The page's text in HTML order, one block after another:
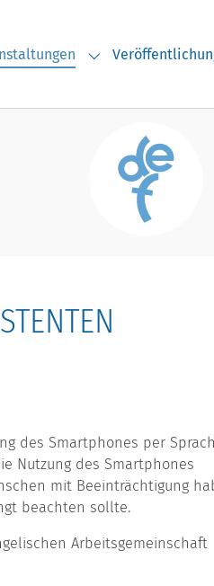
for "Aktuelles"Submenu for
des Smartphones per
Nutzung des Smartphones
mit Beeinträchtigung
beachten sollte.
Arbeitsgemeinschaft